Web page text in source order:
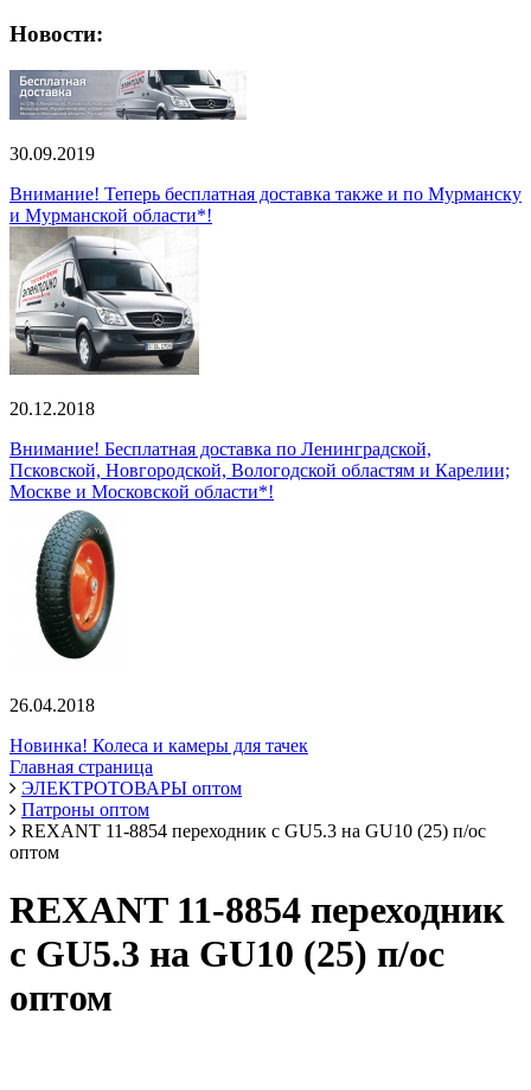
Новости:
30.09.2019
Внимание! Теперь бесплатная доставка также и по Мурманску
и Мурманской области*!
20.12.2018
Внимание! Бесплатная доставка по Ленинградской,
Псковской, Новгородской, Вологодской областям и Карелии;
Москве и Московской области*!
26.04.2018
Новинка! Колеса и камеры для тачек
Главная страница
ЭЛЕКТРОТОВАРЫ оптом
Патроны оптом
REXANT 11-8854 переходник с GU5.3 на GU10 (25) п/ос
оптом
REXANT 11-8854 переходник
с GU5.3 на GU10 (25) п/ос
оптом